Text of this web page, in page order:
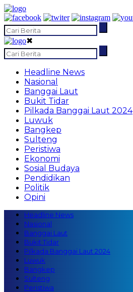
✖
Headline News
Nasional
Banggai Laut
Bukit Tidar
Pilkada Banggai Laut 2024
Luwuk
Bangkep
Sulteng
Peristiwa
Ekonomi
Sosial Budaya
Pendidikan
Politik
Opini
Headline News
Nasional
Banggai Laut
Bukit Tidar
Pilkada Banggai Laut 2024
Luwuk
Bangkep
Sulteng
Peristiwa